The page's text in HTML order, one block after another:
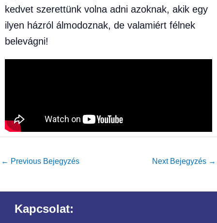
kedvet szerettünk volna adni azoknak, akik egy
ilyen házról álmodoznak, de valamiért félnek
belevágni!
← Previous Bejegyzés Next Bejegyzés →
Kapcsolat: